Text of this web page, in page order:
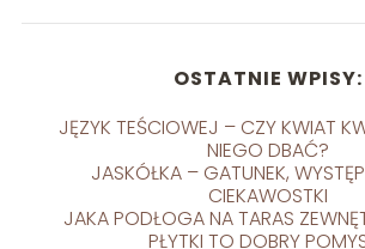
OSTATNIE WPISY:
JĘZYK TEŚCIOWEJ – CZY KWIAT
NIEGO DBAĆ?
JASKÓŁKA – GATUNEK,
CIEKAWOSTKI
JAKA PODŁOGA NA TARAS
PŁYTKI TO DOBRY